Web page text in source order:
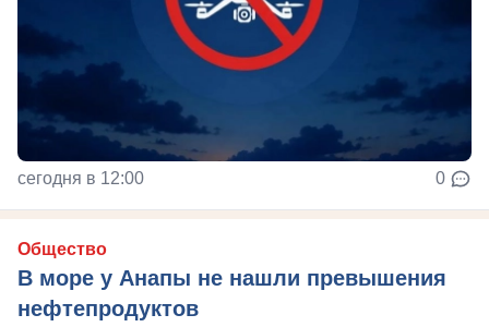
сегодня в 12:00 0
Общество
В море у Анапы не нашли превышения
нефтепродуктов